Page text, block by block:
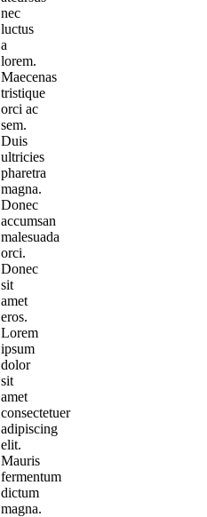
nec
luctus
a
lorem.
Maecenas
tristique
orci ac
sem.
Duis
ultricies
pharetra
magna.
Donec
accumsan
malesuada
orci.
Donec
sit
amet
eros.
Lorem
ipsum
dolor
sit
amet
consectetuer
adipiscing
elit.
Mauris
fermentum
dictum
magna.